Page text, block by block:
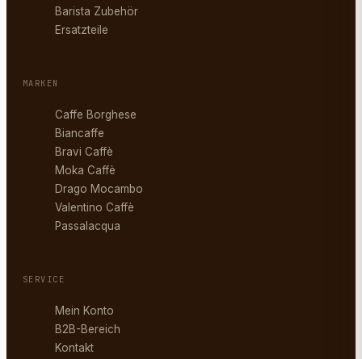
Barista Zubehör
Ersatzteile
MARKEN
Caffe Borghese
Biancaffe
Bravi Caffè
Moka Caffè
Drago Mocambo
Valentino Caffè
Passalacqua
SERVICE
Mein Konto
B2B-Bereich
Kontakt